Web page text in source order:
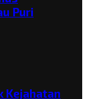
Puri
Kejahatan